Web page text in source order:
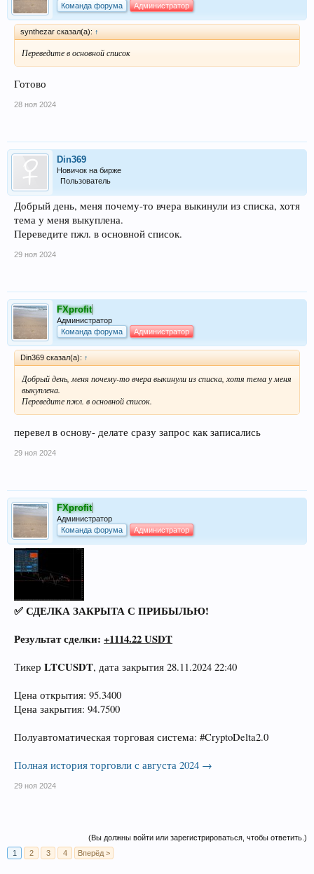
Команда форума
Администратор
synthezar сказал(а): ↑
Переведите в основной список
Готово
28 ноя 2024
Din369
Новичок на бирже
Пользователь
Добрый день, меня почему-то вчера выкинули из списка, хотя
тема у меня выкуплена.
Переведите пжл. в основной список.
29 ноя 2024
FXprofit
Администратор
Команда форума
Администратор
Din369 сказал(а): ↑
Добрый день, меня почему-то вчера выкинули из списка, хотя тема у меня
выкуплена.
Переведите пжл. в основной список.
перевел в основу- делате сразу запрос как записались
29 ноя 2024
FXprofit
Администратор
Команда форума
Администратор
✅ СДЕЛКА ЗАКРЫТА С ПРИБЫЛЬЮ!
Результат сделки: +1114.22 USDT
Тикер LTCUSDT, дата закрытия 28.11.2024 22:40
Цена открытия: 95.3400
Цена закрытия: 94.7500
Полуавтоматическая торговая система: #CryptoDelta2.0
Полная история торговли с августа 2024 →
29 ноя 2024
(Вы должны войти или зарегистрироваться, чтобы ответить.)
1
2 3 4 Вперёд >